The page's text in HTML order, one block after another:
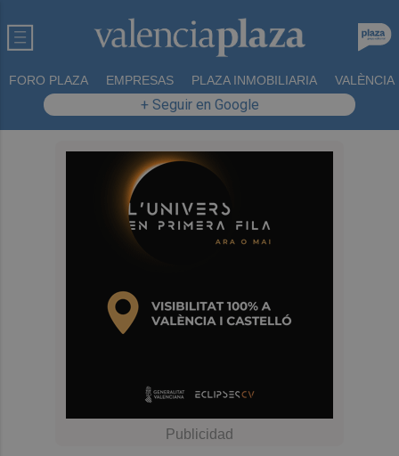
FORO PLAZA EMPRESAS PLAZA INMOBILIARIA VALÈNCIA
+ Seguir en Google